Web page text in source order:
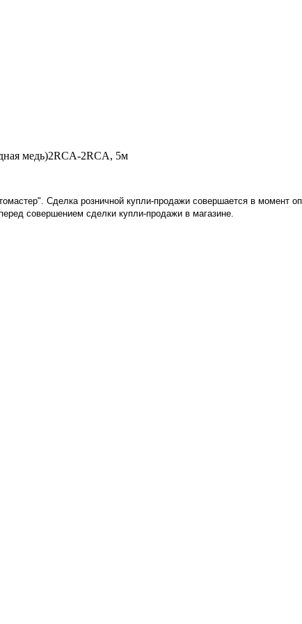
медь)2RCA-2RCA, 5м
Сделка розничной купли-продажи совершается в момент
совершением сделки купли-продажи в магазине